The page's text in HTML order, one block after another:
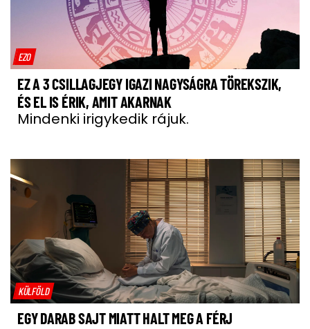
EZO
EZ A 3 CSILLAGJEGY IGAZI NAGYSÁGRA TÖREKSZIK,
ÉS EL IS ÉRIK, AMIT AKARNAK
Mindenki irigykedik rájuk.
KÜLFÖLD
EGY DARAB SAJT MIATT HALT MEG A FÉRJ